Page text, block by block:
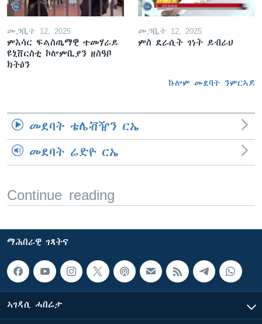
መጋቢት 12, 2025
ምእሳር ፍልስጤማዊ ተመሃራይ
ዩኒቨርስቲ ኮሎምቢያን ዘስዓቦ
ክትዕን
መጋቢት 12, 2025
ምስ ደራሲት ገነት ይብራህ
ኩሎም መደባት ንምርኣይ
መደባት ቴሌቭዥን ርኤ
መደባት ሬድዮ ርኤ
Continue reading
ማሕበራዊ ገጻትና
ኣገዳሲ ሓበሬታ